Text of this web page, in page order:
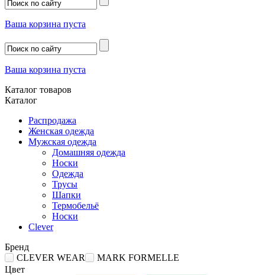
Ваша корзина пуста
Ваша корзина пуста
Каталог товаров
Каталог
Распродажа
Женская одежда
Мужская одежда
Домашняя одежда
Носки
Одежда
Трусы
Шапки
Термобельё
Носки
Clever
Бренд
CLEVER WEAR
MARK FORMELLE
Цвет